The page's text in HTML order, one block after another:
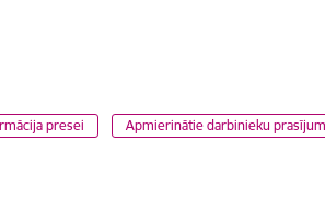
presei Apmierinātie darbinieku